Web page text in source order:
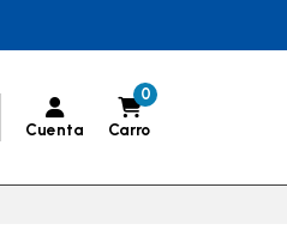
Cuenta
0
Carro